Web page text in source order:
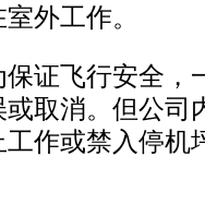
外工作。
证飞行安全，
取消。但公司
作或禁入停机